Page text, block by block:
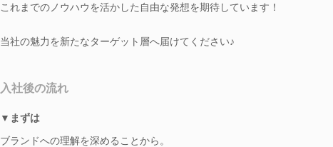
これまでのノウハウを活かした自由な発想を期待しています！
当社の魅力を新たなターゲット層へ届けてください♪
入社後の流れ
▼まずは
ブランドへの理解を深めることから。